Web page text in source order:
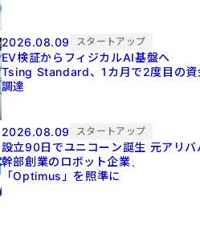
2026.08.09 スタートアップ
EV検証からフィジカルAI基盤へ
Tsing Standard、1カ月で2度目の資
調達
2026.08.09 スタートアップ
設立90日でユニコーン誕生 元アリババ
幹部創業のロボット企業、
「Optimus」を照準に